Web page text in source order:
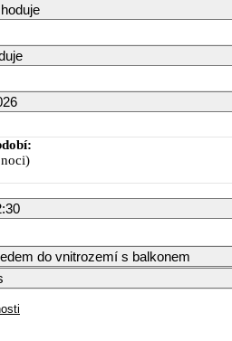
Prosinec 2026
ÚT ST ČT PÁ
19 119 17 439 19 119 18 449
do vnitrozemí s balkonem